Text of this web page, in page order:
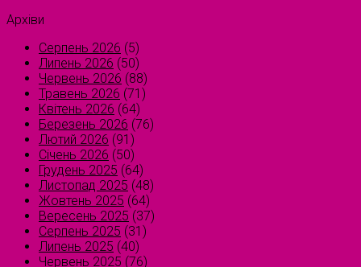
Архіви
Серпень 2026 (5)
Липень 2026 (50)
Червень 2026 (88)
Травень 2026 (71)
Квітень 2026 (64)
Березень 2026 (76)
Лютий 2026 (91)
Січень 2026 (50)
Грудень 2025 (64)
Листопад 2025 (48)
Жовтень 2025 (64)
Вересень 2025 (37)
Серпень 2025 (31)
Липень 2025 (40)
Червень 2025 (76)